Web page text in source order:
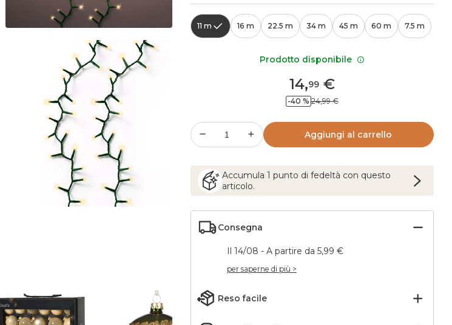
11 m 16 m 22.5 m 34 m 45 m 60 m 7.5 m
14,99€
-40 % 24,99 €
Aggiungi al carrello
Accumula 1 punto di fedeltà con questo
articolo.
Consegna
Il 14/08 - A partire da 5,99 €
per saperne di più >
Reso facile